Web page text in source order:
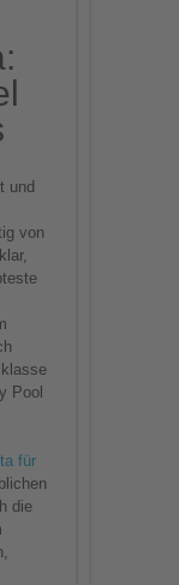
und
von
Pool
für
die